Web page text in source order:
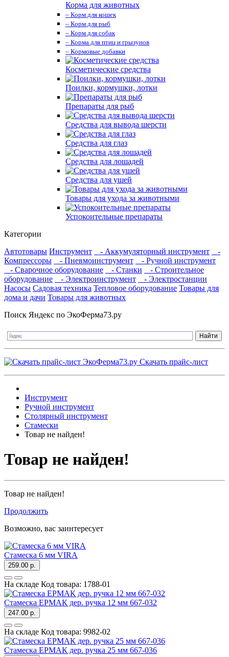
Корма для животных
– Корм для кошек
– Корм для рыб
– Корм для собак
– Корма для птиц и грызунов
– Кормовые добавки
Косметические средства
Поилки, кормушки, лотки
Препараты для рыб
Средства для вывода шерсти
Средства для глаз
Средства для лошадей
Средства для ушей
Товары для ухода за животными
Успокоительные препараты
Категории
Автотовары Инструмент - Аккумуляторный инструмент
-
Компрессоры
- Пневмоинструмент
- Ручной инструмент
- Сварочное оборудование
- Станки
- Строительное
оборудование
- Электроинструмент
- Электростанции
Насосы Садовая техника Тепловое оборудование Товары для
дома и дачи Товары для животных
Поиск Яндекс по ЭкоФерма73.ру
Скачать прайс-лист
Инструмент
Ручной инструмент
Столярный инструмент
Стамески
Товар не найден!
Товар не найден!
Товар не найден!
Продолжить
Возможно, вас заинтересует
Стамеска 6 мм VIRA
259.00 р.
На складе Код товара: 1788-01
Стамеска ЕРМАК дер. ручка 12 мм 667-032
247.00 р.
На складе Код товара: 9982-02
Стамеска ЕРМАК дер. ручка 25 мм 667-036